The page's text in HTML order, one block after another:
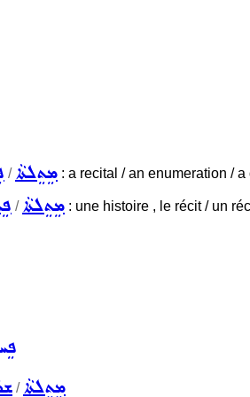
/ܡܸܬܸܠܬܵܐ : a recital / an enumeration /
/ܡܸܬܸܠܬܵܐ : une histoire , le récit / un
/ܡܸܬܸܠܬܵܐ